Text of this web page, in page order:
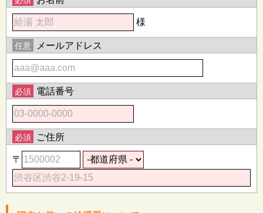
様
任意 メールアドレス
必須 電話番号
必須 ご住所
〒